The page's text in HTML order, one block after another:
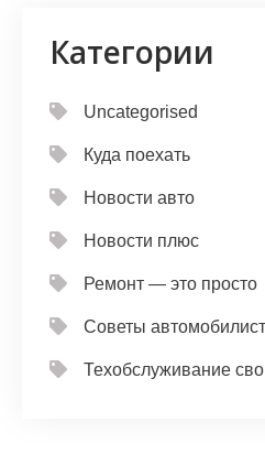
Категории
Uncategorised
Куда поехать
Новости авто
Новости плюс
Ремонт — это просто
Советы
Техобслуживание